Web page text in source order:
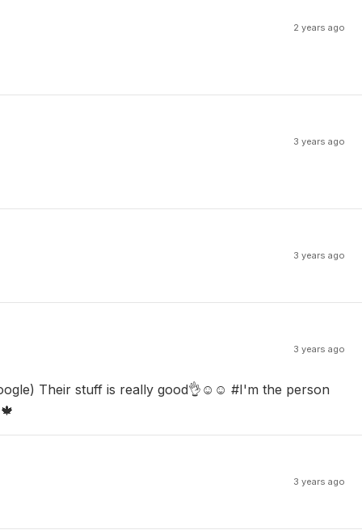
2 years ago
3 years ago
3 years ago
3 years ago
Their stuff is really good👌☺☺ #I'm the person
3 years ago